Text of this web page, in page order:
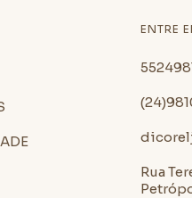
ENTRE
Rua